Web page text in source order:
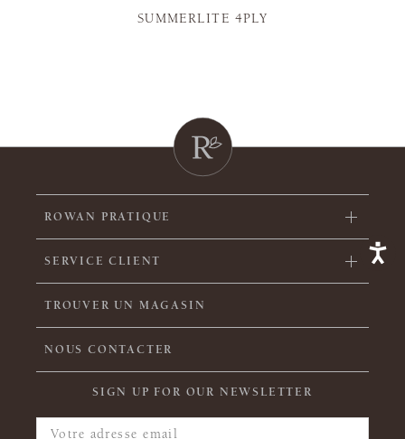
SUMMERLITE 4PLY
ROWAN PRATIQUE
SERVICE CLIENT
TROUVER UN MAGASIN
NOUS CONTACTER
SIGN UP FOR OUR NEWSLETTER